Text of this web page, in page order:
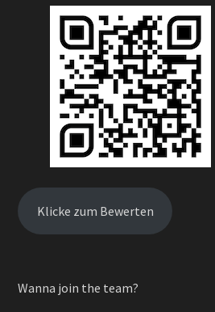
Klicke zum Bewerten
Wanna join the team?